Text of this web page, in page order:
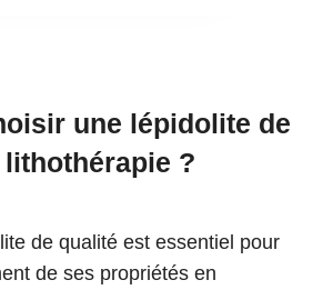
une lépidolite de
?
de qualité est essentiel pour
de ses propriétés en